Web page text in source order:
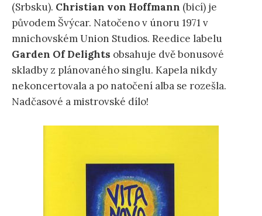
(Srbsku). Christian von Hoffmann (bicí) je
původem Švýcar. Natočeno v únoru 1971 v
mnichovském Union Studios. Reedice labelu
Garden Of Delights obsahuje dvě bonusové
skladby z plánovaného singlu. Kapela nikdy
nekoncertovala a po natočení alba se rozešla.
Nadčasové a mistrovské dílo!